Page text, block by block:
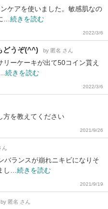
ケアを使いました。敏感肌なの
… 続きを読む
2022/3/6
どうぞ(^^) by 匿名 さん
ーケーキが出て50コイン貰え
続きを読む
2022/3/6
方を教えてください
2021/9/26
ん
バランスが崩れニキビになりそ
し… 続きを読む
2021/9/19
by 匿名 さん